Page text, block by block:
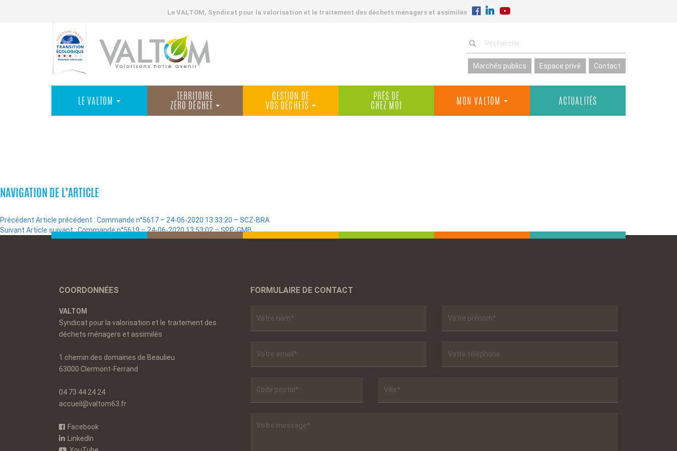
Le VALTOM, Syndicat pour la valorisation et le traitement des déchets ménagers et assimilés
Marchés publics Espace privé Contact
LE VALTOM
TERRITOIRE
ZÉRO DÉCHET
GESTION DE
VOS DÉCHETS
PRÈS DE
CHEZ MOI
MON VALTOM ACTUALITÉS
NAVIGATION DE L’ARTICLE
Précédent Article précédent : Commande n°5617 – 24-06-2020 13:33:20 – SCZ-BRA
Suivant Article suivant :Commande n°5619 – 24-06-2020 13:53:02 – SPP-GMB
COORDONNÉES
VALTOM
Syndicat pour la valorisation et le traitement des
déchets ménagers et assimilés
1 chemin des domaines de Beaulieu
63000 Clermont-Ferrand
04 73 44 24 24
accueil@valtom63.fr
Facebook
LinkedIn
FORMULAIRE DE CONTACT